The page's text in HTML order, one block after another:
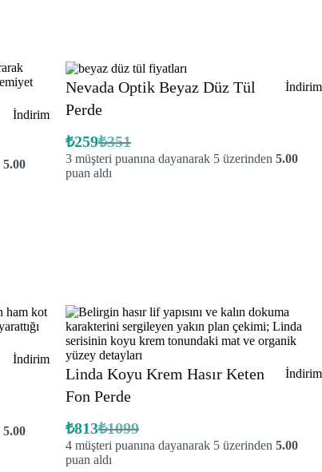
İndirimİndirimdeki
5.00
İndirim
Nevada Optik Beyaz Düz Tül
Perde
₺351
Orijinal
fiyat:
₺351.
₺259Şu
andaki
fiyat:
3 müşteri puanına dayanarak 5 üzerinden 5.00
puan aldı
İndirimİndirimdeki
ürün
5.00
İndirim
Linda Koyu Krem Hasır Keten
Fon Perde
₺1099
Orijinal
fiyat:
₺1099.
₺813 Şu
andaki
fiyat:
4 müşteri puanına dayanarak 5 üzerinden 5.00
puan aldı